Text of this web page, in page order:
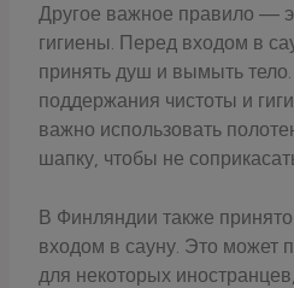
Другое важное правило —
гигиены. Перед входом в
принять душ и вымыть
поддержания чистоты и
важно использовать
шапку, чтобы не
В Финляндии также
входом в сауну. Это может
для некоторых